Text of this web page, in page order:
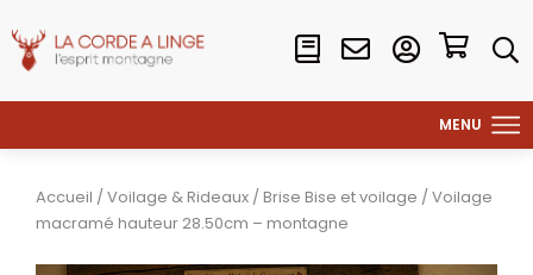
Accueil /Voilage & Rideaux / Brise Bise et voilage / Voilage
macramé hauteur 28.50cm – montagne